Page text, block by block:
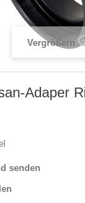
Vergrößern
Adaper
senden